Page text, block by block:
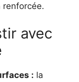
renforcée.
: la